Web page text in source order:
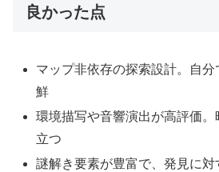
良かった点
マップ非依存の探索設計。自
鮮
環境描写や音響演出が高評価
立つ
謎解き要素が豊富で、発見に対